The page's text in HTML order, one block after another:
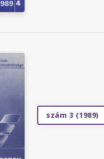
szám 3 (1989)